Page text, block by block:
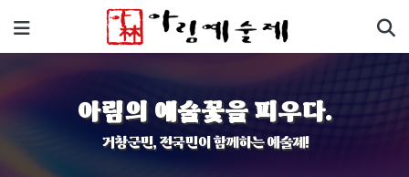
메뉴
아림의 예술꽃을 피우다.
거창군민, 전국민이 함께하는 예술제!